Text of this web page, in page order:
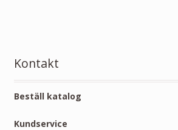
Kontakt
Beställ katalog
Kundservice